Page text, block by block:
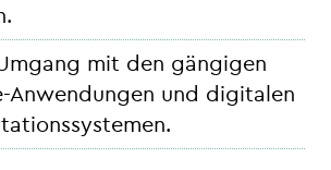
mit den gängigen
Anwendungen und digitalen